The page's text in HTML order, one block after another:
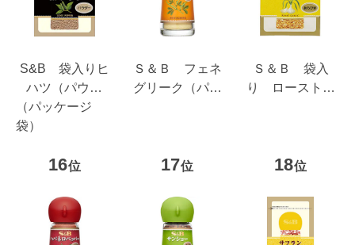
S&B 袋入りヒ
ハツ（パウダ
ー）
（パッケージ
袋）
Ｓ＆Ｂ フェネ
グリーク（パウ
Ｓ＆Ｂ 袋入
り ローストガ
16位 17位 18位